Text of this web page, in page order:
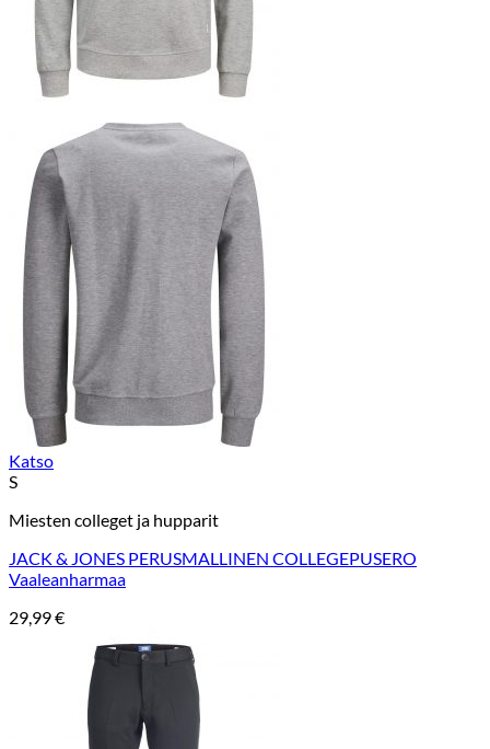
Katso
S
Miesten colleget ja hupparit
JACK & JONES PERUSMALLINEN COLLEGEPUSERO
Vaaleanharmaa
29,99€